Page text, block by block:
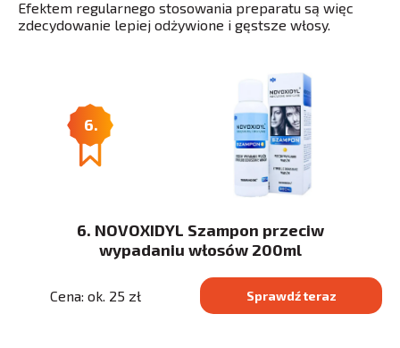
Efektem regularnego stosowania preparatu są więc
zdecydowanie lepiej odżywione i gęstsze włosy.
6.
6. NOVOXIDYL Szampon przeciw
wypadaniu włosów 200ml
Cena: ok. 25 zł Sprawdź teraz